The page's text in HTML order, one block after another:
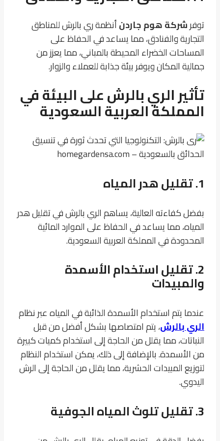
توفرشركة هوم جاردنأنظمة ري بالرش للمناطق
التجارية والفنادق، مما يساعد في الحفاظ على
المساحات الخضراء المحيطة بالمباني، مما يعزز من
جمالية المكان ويوفر بيئة جذابة للعملاء والزوار.
تأثير الري بالرش على البيئة في
المملكة العربية السعودية
1. تقليل هدر المياه
بفضل كفاءته العالية، يساهم الري بالرش في تقليل هدر
المياه، مما يساعد في الحفاظ على الموارد المائية
المحدودة في المملكة العربية السعودية.
2. تقليل استخدام الأسمدة
والمبيدات
عندما يتم استخدام الأسمدة الذائبة في المياه عبر نظام
الري بالرش، يتم امتصاصها بشكل أفضل من قبل
النباتات، مما يقلل من الحاجة إلى استخدام كميات كبيرة
من الأسمدة. بالإضافة إلى ذلك، يمكن استخدام النظام
لتوزيع المبيدات الحشرية، مما يقلل من الحاجة إلى الرش
اليدوي.
3. تقليل تلوث المياه الجوفية